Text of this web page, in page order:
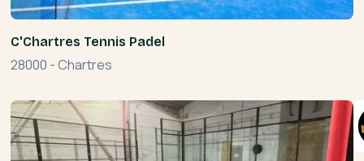
C'Chartres Tennis Padel
28000 -Chartres